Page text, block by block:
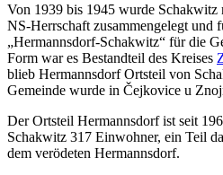
Von 1939 bis 1945 wurde Schakwitz
NS-Herrschaft zusammengelegt und
„Hermannsdorf-Schakwitz“ für die
Form war es Bestandteil des Kreises
blieb Hermannsdorf Ortsteil von
Gemeinde wurde in Čejkovice u
Der Ortsteil Hermannsdorf ist seit
Schakwitz 317 Einwohner, ein Teil
dem verödeten Hermannsdorf.